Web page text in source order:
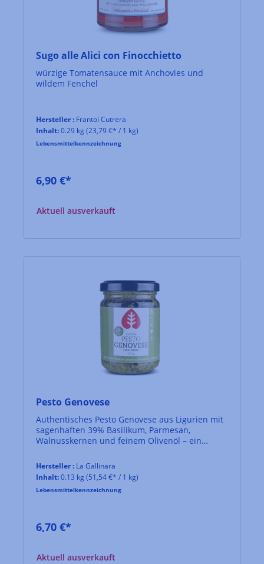
Sugo alle Alici con Finocchietto
würzige Tomatensauce mit Anchovies und
wildem Fenchel
Hersteller : Frantoi Cutrera
Inhalt:0.29 kg (23,79 €* / 1 kg)
Lebensmittelkennzeichnung
6,90 €*
Aktuell ausverkauft
Pesto Genovese
Authentisches Pesto Genovese aus Ligurien mit
sagenhaften 39% Basilikum, Parmesan,
Walnusskernen und feinem Olivenöl – ein
Hersteller : La Gallinara
Inhalt:0.13 kg (51,54 €* / 1 kg)
Lebensmittelkennzeichnung
6,70 €*
Aktuell ausverkauft